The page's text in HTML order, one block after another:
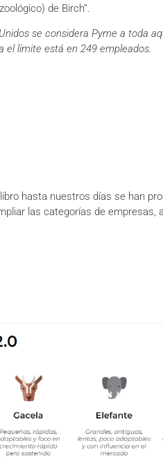
de Birch”.
se considera Pyme a toda
el límite está en 249 empleados.
hasta nuestros días se han
las categorías de